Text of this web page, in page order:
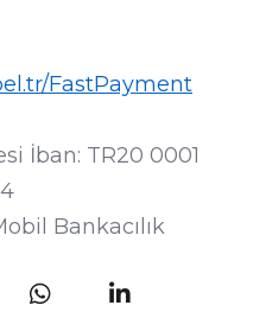
FastPayment
İban: TR20 0001
Bankacılık